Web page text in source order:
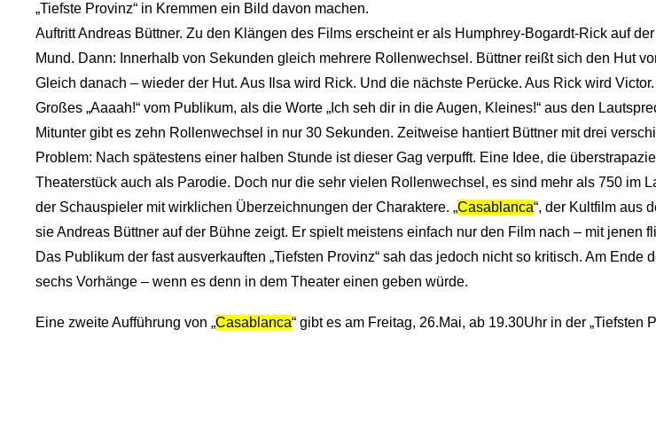
„Tiefste Provinz“ in Kremmen ein Bild davon machen.
Auftritt Andreas Büttner. Zu den Klängen des Films erscheint er als Humphrey-Bogardt-Rick auf
Mund. Dann: Innerhalb von Sekunden gleich mehrere Rollenwechsel. Büttner reißt sich den Hut
Gleich danach – wieder der Hut. Aus Ilsa wird Rick. Und die nächste Perücke. Aus Rick wird
Großes „Aaaah!“ vom Publikum, als die Worte „Ich seh dir in die Augen, Kleines!“ aus den
Mitunter gibt es zehn Rollenwechsel in nur 30 Sekunden. Zeitweise hantiert Büttner mit drei
Problem: Nach spätestens einer halben Stunde ist dieser Gag verpufft. Eine Idee, die
Theaterstück auch als Parodie. Doch nur die sehr vielen Rollenwechsel, es sind mehr als 750 im
der Schauspieler mit wirklichen Überzeichnungen der Charaktere. „Casablanca“, der Kultfilm aus
sie Andreas Büttner auf der Bühne zeigt. Er spielt meistens einfach nur den Film nach – mit jenen
Das Publikum der fast ausverkauften „Tiefsten Provinz“ sah das jedoch nicht so kritisch. Am
sechs Vorhänge – wenn es denn in dem Theater einen geben würde.
Eine zweite Aufführung von „Casablanca“ gibt es am Freitag, 26.Mai, ab 19.30Uhr in der